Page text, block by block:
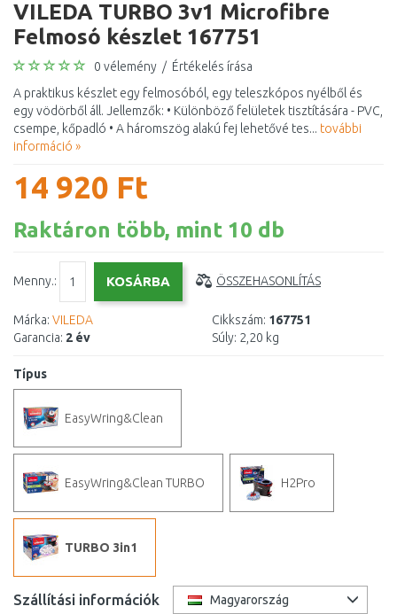
VILEDA TURBO 3v1 Microfibre
Felmosó készlet 167751
0 vélemény / Értékelés írása
A praktikus készlet egy felmosóból, egy teleszkópos nyélből és
egy vödörből áll. Jellemzők: • Különböző felületek tisztítására - PVC,
csempe, kőpadló • A háromszög alakú fej lehetővé tes... további
információ »
14 920 Ft
Raktáron több, mint 10 db
Menny.: ÖSSZEHASONLÍTÁS
Márka: VILEDA
Garancia: 2 év
Cikkszám: 167751
Súly: 2,20 kg
Típus
EasyWring&Clean
EasyWring&Clean TURBO H2Pro
TURBO 3in1
Szállítási információk
Magyarország